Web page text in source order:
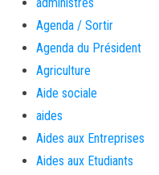
Agenda / Sortir
Agenda du Président
Agriculture
Aide sociale
aides
Aides aux Entreprises
Aides aux Etudiants